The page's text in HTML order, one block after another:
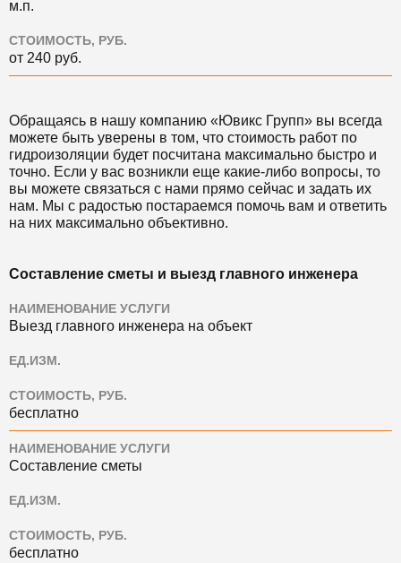
м.п.
СТОИМОСТЬ, РУБ.
от 240 руб.
Обращаясь в нашу компанию «Ювикс Групп» вы всегда
можете быть уверены в том, что стоимость работ по
гидроизоляции будет посчитана максимально быстро и
точно. Если у вас возникли еще какие-либо вопросы, то
вы можете связаться с нами прямо сейчас и задать их
нам. Мы с радостью постараемся помочь вам и ответить
на них максимально объективно.
Составление сметы и выезд главного инженера
НАИМЕНОВАНИЕ УСЛУГИ
Выезд главного инженера на объект
ЕД.ИЗМ.
СТОИМОСТЬ, РУБ.
бесплатно
НАИМЕНОВАНИЕ УСЛУГИ
Составление сметы
ЕД.ИЗМ.
СТОИМОСТЬ, РУБ.
бесплатно